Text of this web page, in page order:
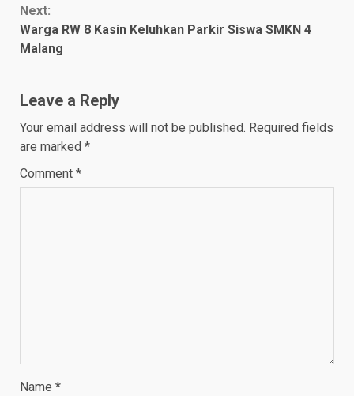
Next:
Warga RW 8 Kasin Keluhkan Parkir Siswa SMKN 4
Malang
Leave a Reply
Your email address will not be published. Required fields
are marked *
Comment *
Name *